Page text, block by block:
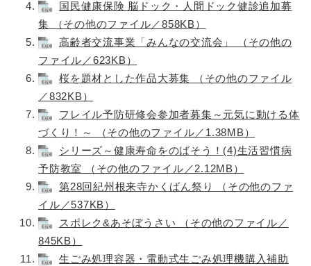
国民健康保険 脳ドック・人間ドック健診追加募
集 （その他のファイル／858KB）
高齢者交流事業「みんなの交流会」 （その他の
ファイル／623KB）
桜を題材とした作品大募集 （その他のファイル
／832KB）
フレイル予防研修会参加者募集～元気に動ける体
づくり！～ （その他のファイル／1.38MB）
シリーズ～健康寿命をのばそう！(4)生活習慣病
予防教室 （その他のファイル／2.12MB）
第28回紀州根来寺かくばん祭り （その他のファ
イル／537KB）
スポレク&あそぼうさい （その他のファイル／
845KB）
生ごみ処理容器・電動式生ごみ処理機購入補助